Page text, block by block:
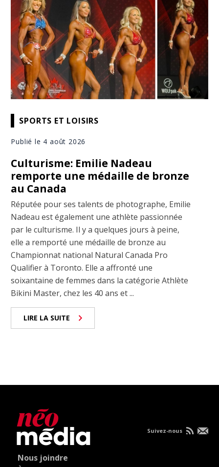
SPORTS ET LOISIRS
Publié le 4 août 2026
Culturisme: Emilie Nadeau
remporte une médaille de bronze
au Canada
Réputée pour ses talents de photographe, Emilie
Nadeau est également une athlète passionnée
par le culturisme. Il y a quelques jours à peine,
elle a remporté une médaille de bronze au
Championnat national Natural Canada Pro
Qualifier à Toronto. Elle a affronté une
soixantaine de femmes dans la catégorie Athlète
Bikini Master, chez les 40 ans et ...
LIRE LA SUITE
Nous joindre
Suivez-nous